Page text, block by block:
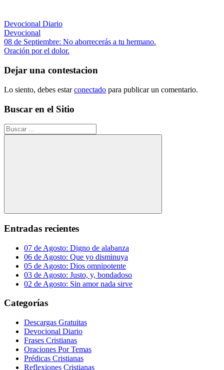
Devocional Diario
Devocional
Navegación
de
entradas
Entrada
anterior:
08 de Septiembre: No aborrecerás a tu hermano.
Siguiente
Oración por el dolor.
Dejar una contestacion
Lo siento, debes estarconectado para publicar un comentario.
Buscar en el Sitio
Buscar:
Buscar
Entradas recientes
07 de Agosto: Digno de alabanza
06 de Agosto: Que yo disminuya
05 de Agosto: Dios omnipotente
03 de Agosto: Justo, y, bondadoso
02 de Agosto: Sin amor nada sirve
Categorías
Descargas Gratuitas
Devocional Diario
Frases Cristianas
Oraciones Por Temas
Prédicas Cristianas
Reflexiones Cristianas